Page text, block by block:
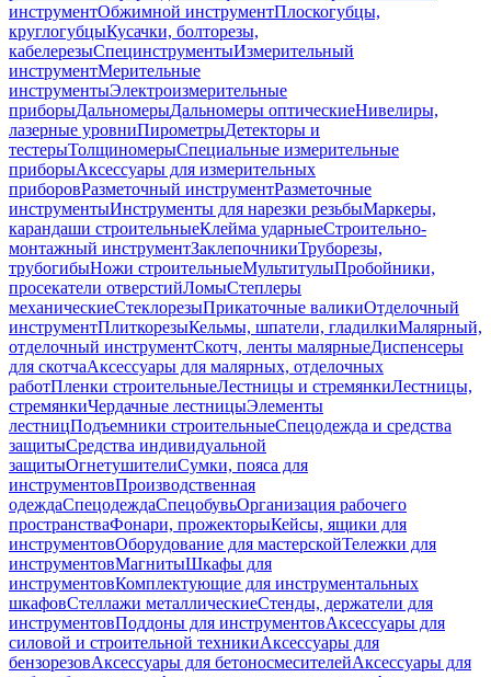
инструментОбжимной инструментПлоскогубцы,
круглогубцыКусачки, болторезы,
кабелерезыСпецинструментыИзмерительный
инструментМерительные
инструментыЭлектроизмерительные
приборыДальномерыДальномеры оптическиеНивелиры,
лазерные уровниПирометрыДетекторы и
тестерыТолщиномерыСпециальные измерительные
приборыАксессуары для измерительных
приборовРазметочный инструментРазметочные
инструментыИнструменты для нарезки резьбыМаркеры,
карандаши строительныеКлейма ударныеСтроительно-
монтажный инструментЗаклепочникиТруборезы,
трубогибыНожи строительныеМультитулыПробойники,
просекатели отверстийЛомыСтеплеры
механическиеСтеклорезыПрикаточные валикиОтделочный
инструментПлиткорезыКельмы, шпатели, гладилкиМалярный,
отделочный инструментСкотч, ленты малярныеДиспенсеры
для скотчаАксессуары для малярных, отделочных
работПленки строительныеЛестницы и стремянкиЛестницы,
стремянкиЧердачные лестницыЭлементы
лестницПодъемники строительныеСпецодежда и средства
защитыСредства индивидуальной
защитыОгнетушителиСумки, пояса для
инструментовПроизводственная
одеждаСпецодеждаСпецобувьОрганизация рабочего
пространстваФонари, прожекторыКейсы, ящики для
инструментовОборудование для мастерскойТележки для
инструментовМагнитыШкафы для
инструментовКомплектующие для инструментальных
шкафовСтеллажи металлическиеСтенды, держатели для
инструментовПоддоны для инструментовАксессуары для
силовой и строительной техникиАксессуары для
бензорезовАксессуары для бетоносмесителейАксессуары для